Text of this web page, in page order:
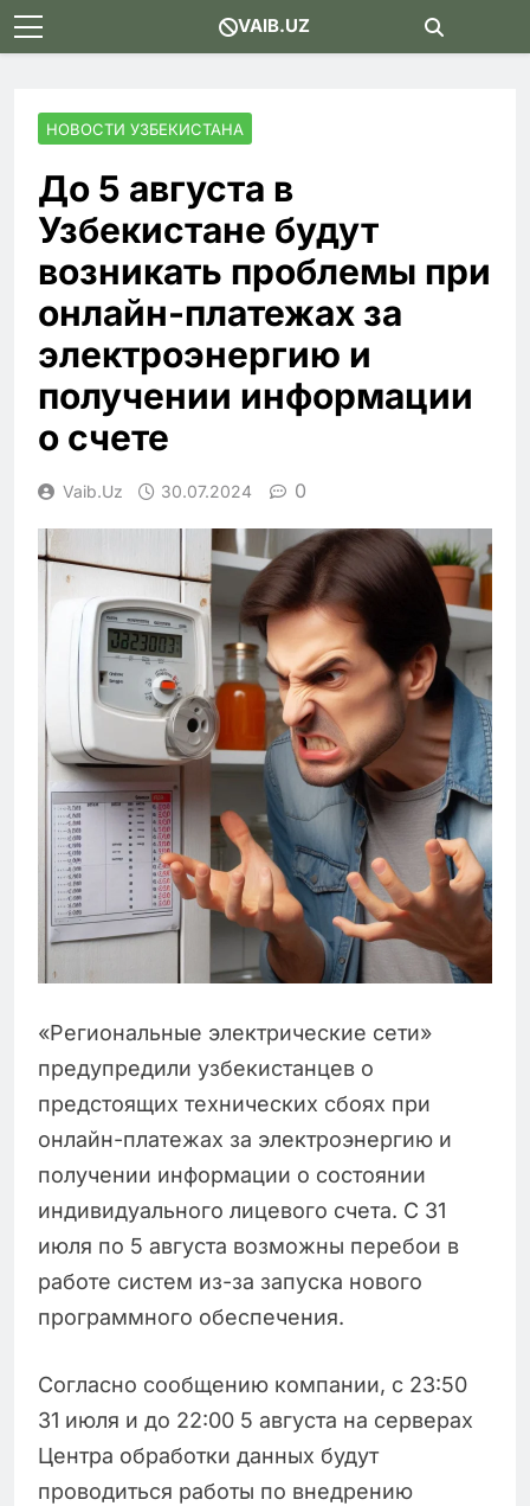
Skip
to
VAIB.UZ
НОВОСТИ УЗБЕКИСТАНА
До 5 августа в
Узбекистане будут
возникать проблемы при
онлайн-платежах за
электроэнергию и
получении информации
о счете
Vaib.uz 30.07.2024 0
«Региональные электрические сети»
предупредили узбекистанцев о
предстоящих технических сбоях при
онлайн-платежах за электроэнергию и
получении информации о состоянии
индивидуального лицевого счета. С 31
июля по 5 августа возможны перебои в
работе систем из-за запуска нового
программного обеспечения.
Согласно сообщению компании, с 23:50
31 июля и до 22:00 5 августа на серверах
Центра обработки данных будут
проводиться работы по внедрению